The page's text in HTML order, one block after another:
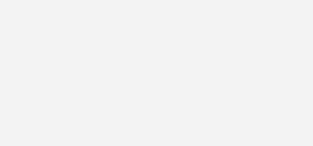
worden ist. Die
Stelle